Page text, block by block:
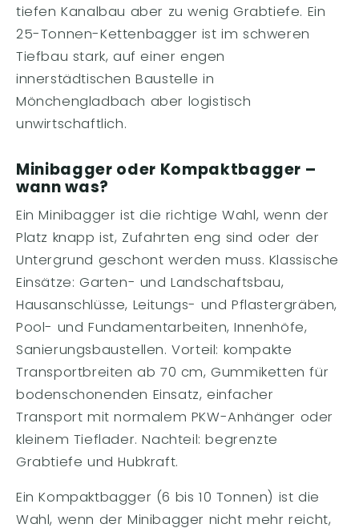
tiefen Kanalbau aber zu wenig Grabtiefe. Ein
25-Tonnen-Kettenbagger ist im schweren
Tiefbau stark, auf einer engen
innerstädtischen Baustelle in
Mönchengladbach aber logistisch
unwirtschaftlich.
Minibagger oder Kompaktbagger –
wann was?
Ein Minibagger ist die richtige Wahl, wenn der
Platz knapp ist, Zufahrten eng sind oder der
Untergrund geschont werden muss. Klassische
Einsätze: Garten- und Landschaftsbau,
Hausanschlüsse, Leitungs- und Pflastergräben,
Pool- und Fundamentarbeiten, Innenhöfe,
Sanierungsbaustellen. Vorteil: kompakte
Transportbreiten ab 70 cm, Gummiketten für
bodenschonenden Einsatz, einfacher
Transport mit normalem PKW-Anhänger oder
kleinem Tieflader. Nachteil: begrenzte
Grabtiefe und Hubkraft.
Ein Kompaktbagger (6 bis 10 Tonnen) ist die
Wahl, wenn der Minibagger nicht mehr reicht,